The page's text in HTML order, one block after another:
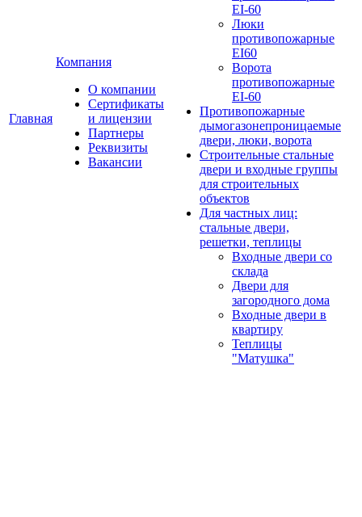
Главная
Компания
О компании
Сертификаты
и лицензии
Партнеры
Реквизиты
Вакансии
EI-60
Люки
противопожарные
EI60
Ворота
противопожарные
EI-60
Противопожарные
дымогазонепроницаемые
двери, люки, ворота
Строительные стальные
двери и входные группы
для строительных
объектов
Для частных лиц:
стальные двери,
решетки, теплицы
Входные двери со
склада
Двери для
загородного дома
Входные двери в
квартиру
Теплицы
"Матушка"